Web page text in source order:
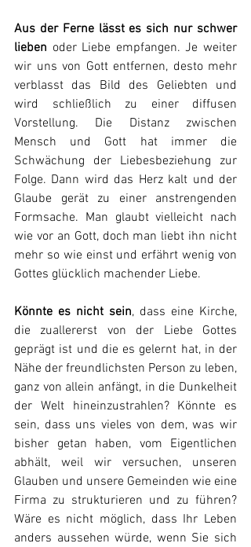
Aus der Ferne lässt es sich nur schwer
lieben oder Liebe empfangen. Je weiter
wir uns von Gott entfernen, desto mehr
verblasst das Bild des Geliebten und
wird schließlich zu einer diffusen
Vorstellung. Die Distanz zwischen
Mensch und Gott hat immer die
Schwächung der Liebesbeziehung zur
Folge. Dann wird das Herz kalt und der
Glaube gerät zu einer anstrengenden
Formsache. Man glaubt vielleicht nach
wie vor an Gott, doch man liebt ihn nicht
mehr so wie einst und erfährt wenig von
Gottes glücklich machender Liebe.
Könnte es nicht sein, dass eine Kirche,
die zuallererst von der Liebe Gottes
geprägt ist und die es gelernt hat, in der
Nähe der freundlichsten Person zu leben,
ganz von allein anfängt, in die Dunkelheit
der Welt hineinzustrahlen? Könnte es
sein, dass uns vieles von dem, was wir
bisher getan haben, vom Eigentlichen
abhält, weil wir versuchen, unseren
Glauben und unsere Gemeinden wie eine
Firma zu strukturieren und zu führen?
Wäre es nicht möglich, dass Ihr Leben
anders aussehen würde, wenn Sie sich